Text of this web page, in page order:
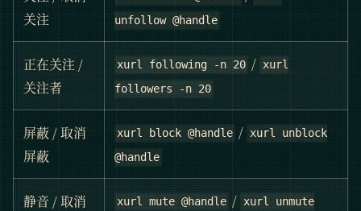
关注
unfollow @handle
正在关注 /
关注者
xurl following -n 20 / xurl
followers -n 20
屏蔽 / 取消
屏蔽
xurl block @handle / xurl unblock
@handle
静音 / 取消
xurl mute @handle / xurl unmute